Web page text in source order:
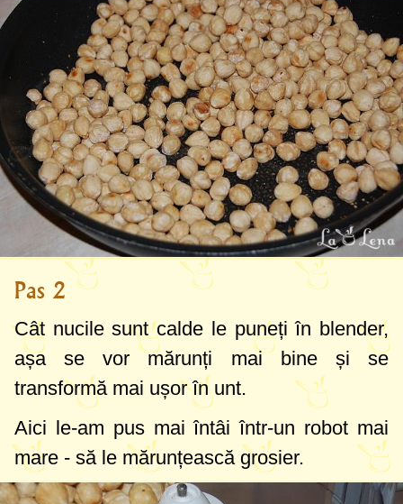
Pas 2
Cât nucile sunt calde le puneți în blender,
așa se vor mărunți mai bine și se
transformă mai ușor în unt.
Aici le-am pus mai întâi într-un robot mai
mare - să le mărunțească grosier.